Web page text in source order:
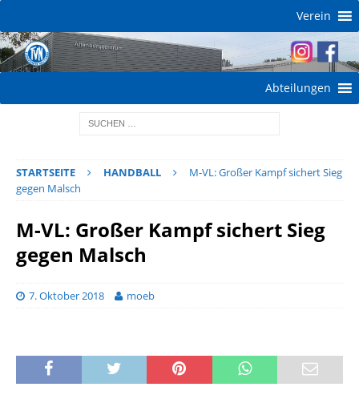
Verein
Abteilungen
STARTSEITE HANDBALL
M-VL: Großer Kampf sichert Sieg
gegen Malsch
M-VL: Großer Kampf sichert Sieg
gegen Malsch
7. Oktober 2018 moeb